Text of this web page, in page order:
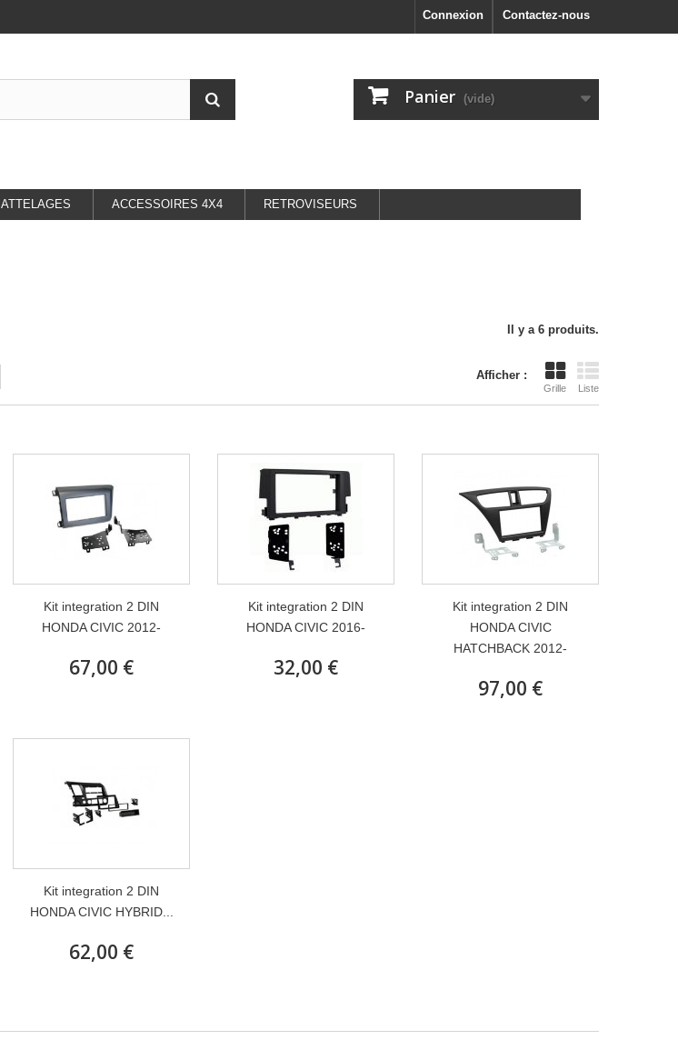
Contactez-nous
Connexion
Panier (vide)
ATTELAGES ACCESSOIRES 4X4 RETROVISEURS
Il y a 6 produits.
Afficher :
Grille Liste
Kit integration 2 DIN
HONDA CIVIC 2012-
67,00 €
Kit integration 2 DIN
HONDA CIVIC 2016-
32,00 €
Kit integration 2 DIN
HONDA CIVIC
HATCHBACK 2012-
97,00 €
Kit integration 2 DIN
HONDA CIVIC HYBRID...
62,00 €